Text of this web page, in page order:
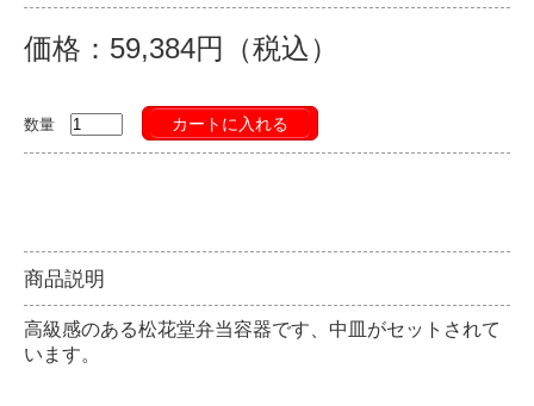
価格：59,384円（税込）
数量 カートに入れる
商品説明
高級感のある松花堂弁当容器です、中皿がセットされて
います。